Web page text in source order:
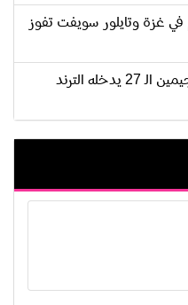
غزة وتايلور سويفت تفوز
عيد ميلاد عضو فريق BTS بارك جيمين الـ 27 يدخله الترند